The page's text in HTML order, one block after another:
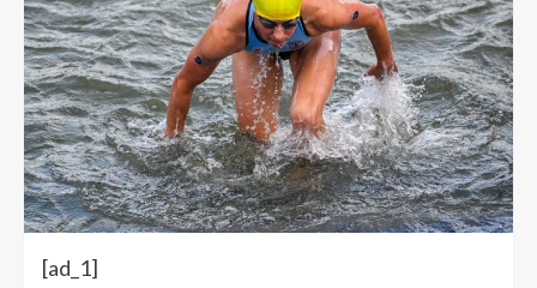
[ad_1]